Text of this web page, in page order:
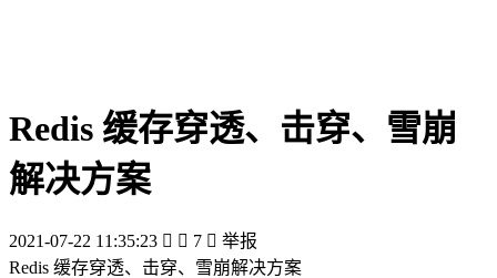
Redis 缓存穿透、击穿、雪崩
解决方案
2021-07-22 11:35:23   7  举报
Redis 缓存穿透、击穿、雪崩解决方案